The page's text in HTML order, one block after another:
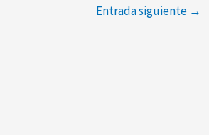
Entrada siguiente →